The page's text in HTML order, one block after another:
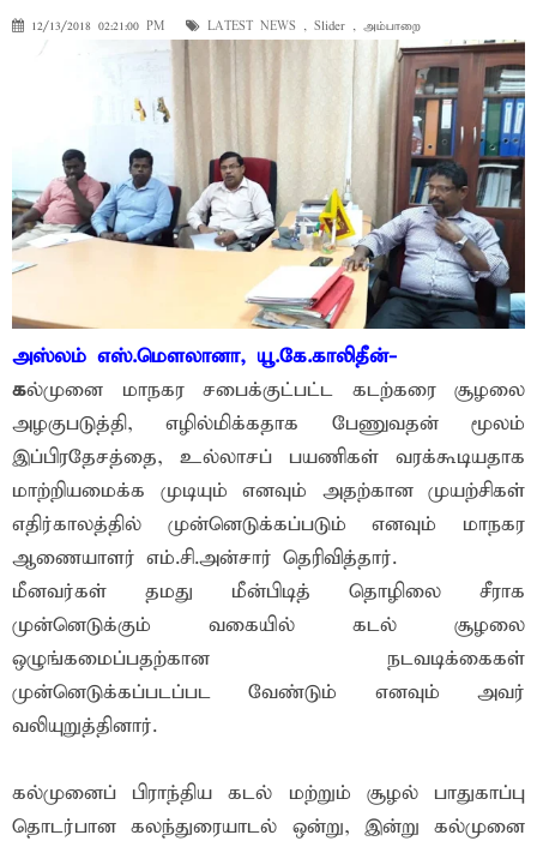
12/13/2018 02:21:00 PM LATEST NEWS , Slider , அம்பாறை
அஸ்லம் எஸ்.மௌலானா, யூ.கே.காலிதீன்-
கல்முனை மாநகர சபைக்குட்பட்ட கடற்கரை சூழலை
அழகுபடுத்தி, எழில்மிக்கதாக பேணுவதன் மூலம்
இப்பிரதேசத்தை, உல்லாசப் பயணிகள் வரக்கூடியதாக
மாற்றியமைக்க முடியும் எனவும் அதற்கான முயற்சிகள்
எதிர்காலத்தில் முன்னெடுக்கப்படும் எனவும் மாநகர
ஆணையாளர் எம்.சி.அன்சார் தெரிவித்தார்.
மீனவர்கள் தமது மீன்பிடித் தொழிலை சீராக
முன்னெடுக்கும் வகையில் கடல் சூழலை
ஒழுங்கமைப்பதற்கான நடவடிக்கைகள்
முன்னெடுக்கப்படப்பட வேண்டும் எனவும் அவர்
வலியுறுத்தினார்.
கல்முனைப் பிராந்திய கடல் மற்றும் சூழல் பாதுகாப்பு
தொடர்பான கலந்துரையாடல் ஒன்று, இன்று கல்முனை